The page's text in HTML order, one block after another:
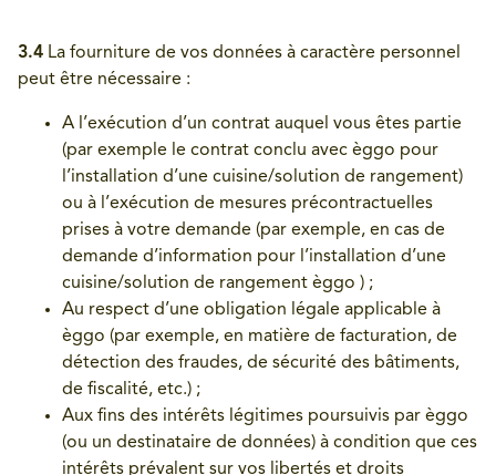
3.4 La fourniture de vos données à caractère personnel
peut être nécessaire :
A l’exécution d’un contrat auquel vous êtes partie
(par exemple le contrat conclu avec èggo pour
l’installation d’une cuisine/solution de rangement)
ou à l’exécution de mesures précontractuelles
prises à votre demande (par exemple, en cas de
demande d’information pour l’installation d’une
cuisine/solution de rangement èggo ) ;
Au respect d’une obligation légale applicable à
èggo (par exemple, en matière de facturation, de
détection des fraudes, de sécurité des bâtiments,
de fiscalité, etc.) ;
Aux fins des intérêts légitimes poursuivis par èggo
(ou un destinataire de données) à condition que ces
intérêts prévalent sur vos libertés et droits